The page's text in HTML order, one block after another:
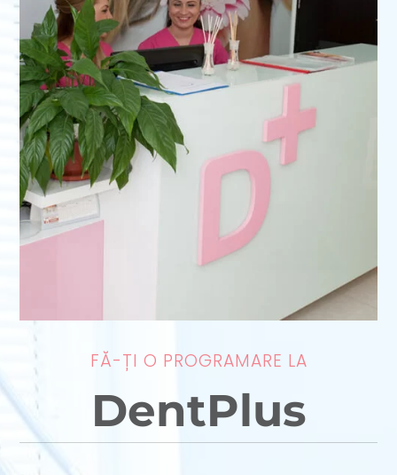
FĂ-ȚI O PROGRAMARE LA
DentPlus